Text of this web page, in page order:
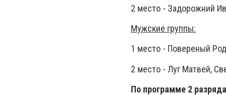
2 место - Задорожний
Мужские группы:
1 место - Повереный
2 место - Луг Матвей,
По программе 2 разряда